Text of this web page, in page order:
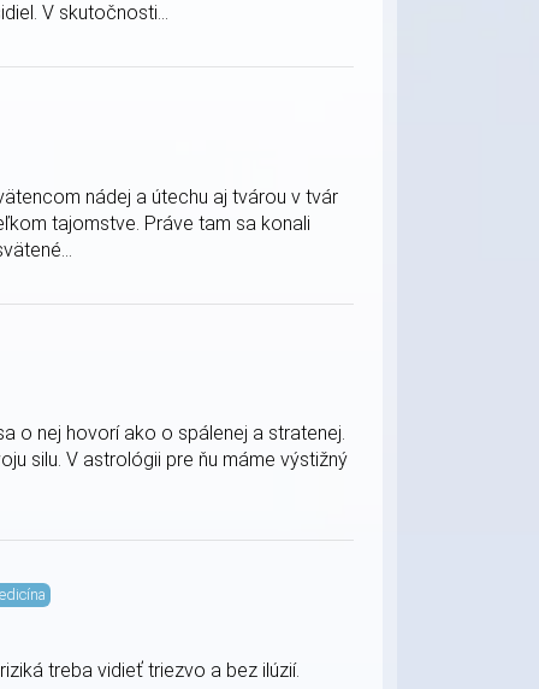
V skutočnosti...
nádej a útechu aj tvárou v tvár
tajomstve. Práve tam sa konali
o nej hovorí ako o spálenej a stratenej.
silu. V astrológii pre ňu máme výstižný
treba vidieť triezvo a bez ilúzií.